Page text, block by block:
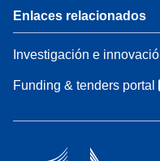
Enlaces relacionados
Investigación e
Funding & tenders portal